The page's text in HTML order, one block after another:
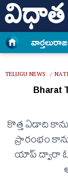
వార్త‌లు
TELUGU NEWS /
Bharat
కొత్త ఏడాది
ప్రారంభం
యాప్ ద్వారా